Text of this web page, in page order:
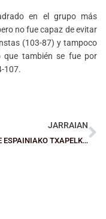
en el grupo más
no fue capaz de evitar
(103-87) y tampoco
que también se fue por
107.
JARRAIAN
KADETE ESPAINIAKO TXAPELKETA: Garaipen bikoitza, azken jardunaldi klabearen zain